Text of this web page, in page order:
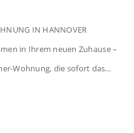
IN HANNOVER
in Ihrem neuen Zuhause –
Wohnung, die sofort das